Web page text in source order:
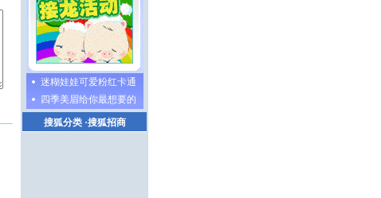
迷糊娃娃可爱粉红卡通
四季美眉给你最想要的
搜狐分类·搜狐招商